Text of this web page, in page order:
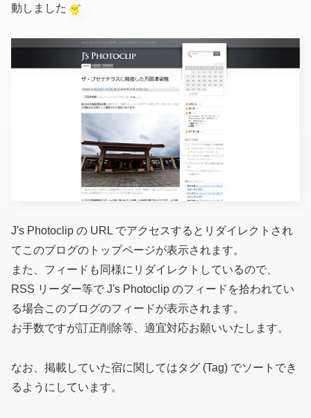
動しました
J's Photoclip の URL でアクセスするとリダイレクトされ
てこのブログのトップページが表示されます。
また、フィードも同様にリダイレクトしているので、
RSS リーダー等で J's Photoclip のフィードを拾われてい
る場合このブログのフィードが表示されます。
お手数ですが訂正削除等、適宜対応お願いいたします。
なお、掲載していた宿に関してはタグ (Tag) でソートでき
るようにしています。